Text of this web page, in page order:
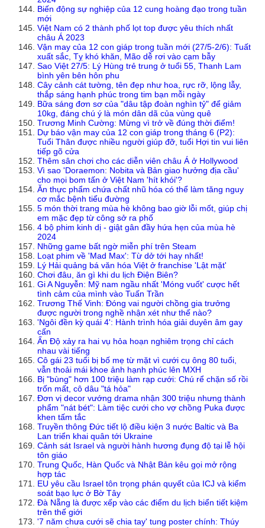
Biến động sự nghiệp của 12 cung hoàng đạo trong tuần
mới
Việt Nam có 2 thành phố lọt top được yêu thích nhất
châu Á 2023
Vận may của 12 con giáp trong tuần mới (27/5-2/6): Tuất
xuất sắc, Tỵ khó khăn, Mão dễ rơi vào cạm bẫy
Sao Việt 27/5: Lý Hùng trẻ trung ở tuổi 55, Thanh Lam
bình yên bên hôn phu
Cây cảnh cát tường, tên đẹp như hoa, rực rỡ, lộng lẫy,
thắp sáng hạnh phúc trong tim bạn mỗi ngày
Bữa sáng đơn sơ của "dâu tập đoàn nghìn tỷ" để giảm
10kg, đáng chú ý là món dân dã của vùng quê
Trương Minh Cường: Mừng vì trở về đúng thời điểm!
Dự báo vận may của 12 con giáp trong tháng 6 (P2):
Tuổi Thân được nhiều người giúp đỡ, tuổi Hợi tin vui liên
tiếp gõ cửa
Thêm sân chơi cho các diễn viên châu Á ở Hollywood
Vì sao 'Doraemon: Nobita và Bản giao hưởng địa cầu'
cho mọi bom tấn ở Việt Nam 'hít khói'?
Ăn thực phẩm chứa chất nhũ hóa có thể làm tăng nguy
cơ mắc bệnh tiểu đường
5 món thời trang mùa hè không bao giờ lỗi mốt, giúp chị
em mặc đẹp từ công sở ra phố
4 bộ phim kinh dị - giật gân đầy hứa hẹn của mùa hè
2024
Những game bất ngờ miễn phí trên Steam
Loạt phim về 'Mad Max': Từ dở tới hay nhất!
Lý Hải quảng bá văn hóa Việt ở franchise 'Lật mặt'
Chơi đâu, ăn gì khi du lịch Điện Biên?
Gi A Nguyễn: Mỹ nam ngầu nhất 'Móng vuốt' cược hết
tình cảm của mình vào Tuấn Trần
Trương Thế Vinh: Đóng vai người chồng gia trưởng
được người trong nghề nhận xét như thế nào?
'Ngôi đền kỳ quái 4': Hành trình hóa giải duyên âm gay
cấn
Ấn Độ xảy ra hai vụ hỏa hoạn nghiêm trọng chỉ cách
nhau vài tiếng
Cô gái 23 tuổi bị bố mẹ từ mặt vì cưới cụ ông 80 tuổi,
vẫn thoải mái khoe ảnh hạnh phúc lên MXH
Bị "bùng" hơn 100 triệu làm rạp cưới: Chú rể chặn số rồi
trốn mất, cô dâu "tá hỏa"
Đơn vị decor vướng drama nhận 300 triệu nhưng thành
phẩm "nát bét": Làm tiệc cưới cho vợ chồng Puka được
khen tấm tắc
Truyền thông Đức tiết lộ điều kiện 3 nước Baltic và Ba
Lan triển khai quân tới Ukraine
Cảnh sát Israel và người hành hương đụng độ tại lễ hội
tôn giáo
Trung Quốc, Hàn Quốc và Nhật Bản kêu gọi mở rộng
hợp tác
EU yêu cầu Israel tôn trọng phán quyết của ICJ và kiểm
soát bạo lực ở Bờ Tây
Đà Nẵng là được xếp vào các điểm du lịch biển tiết kiệm
trên thế giới
'7 năm chưa cưới sẽ chia tay' tung poster chính: Thúy